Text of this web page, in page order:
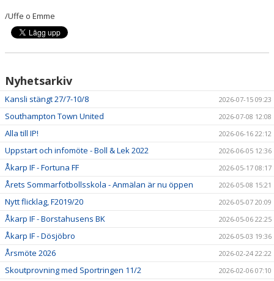
/Uffe o Emme
Nyhetsarkiv
Kansli stängt 27/7-10/8 2026-07-15 09:23
Southampton Town United 2026-07-08 12:08
Alla till IP! 2026-06-16 22:12
Uppstart och infomöte - Boll & Lek 2022 2026-06-05 12:36
Åkarp IF - Fortuna FF 2026-05-17 08:17
Årets Sommarfotbollsskola - Anmälan är nu öppen 2026-05-08 15:21
Nytt flicklag, F2019/20 2026-05-07 20:09
Åkarp IF - Borstahusens BK 2026-05-06 22:25
Åkarp IF - Dösjöbro 2026-05-03 19:36
Årsmöte 2026 2026-02-24 22:22
Skoutprovning med Sportringen 11/2 2026-02-06 07:10